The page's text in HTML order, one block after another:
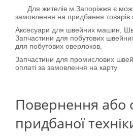
Для жителів м.Запоріжжя є
замовлення на придбання товарів
Аксесуари для швейних машин,
Запчастини для побутових
для побутових оверлоков,
Запчастини для промислових
оплаті за замовлення на карту
Повернення або
придбаної